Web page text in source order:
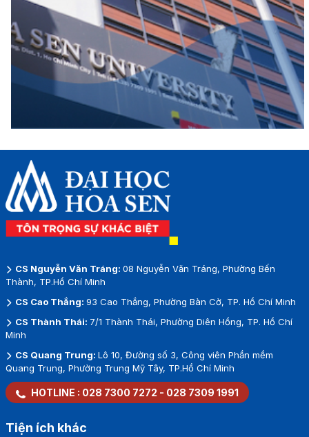
CS Nguyễn Văn Tráng: 08 Nguyễn Văn Tráng, Phường Bến
Thành, TP.Hồ Chí Minh
CS Cao Thắng: 93 Cao Thắng, Phường Bàn Cờ, TP. Hồ Chí Minh
CS Thành Thái: 7/1 Thành Thái, Phường Diên Hồng, TP. Hồ Chí
Minh
CS Quang Trung: Lô 10, Đường số 3, Công viên Phần mềm
Quang Trung, Phường Trung Mỹ Tây, TP.Hồ Chí Minh
HOTLINE : 028 7300 7272 - 028 7309 1991
Tiện ích khác